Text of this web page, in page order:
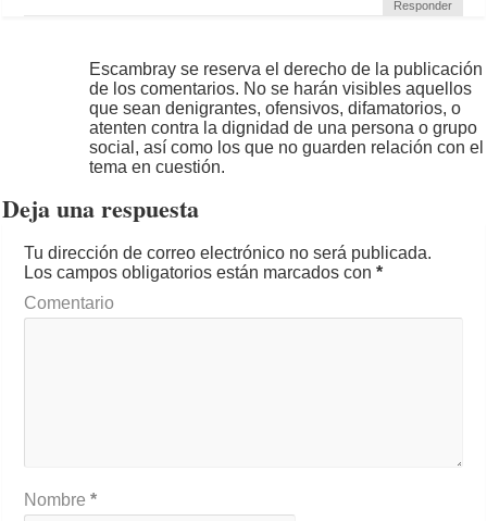
Responder
Escambray se reserva el derecho de la publicación
de los comentarios. No se harán visibles aquellos
que sean denigrantes, ofensivos, difamatorios, o
atenten contra la dignidad de una persona o grupo
social, así como los que no guarden relación con el
tema en cuestión.
Deja una respuesta
Tu dirección de correo electrónico no será publicada.
Los campos obligatorios están marcados con*
Comentario
Nombre*